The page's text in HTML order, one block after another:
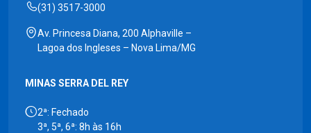
(31) 3517-3000
Av. Princesa Diana, 200 Alphaville –
Lagoa dos Ingleses – Nova Lima/MG
MINAS SERRA DEL REY
2ª: Fechado
3ª, 5ª, 6ª: 8h às 16h